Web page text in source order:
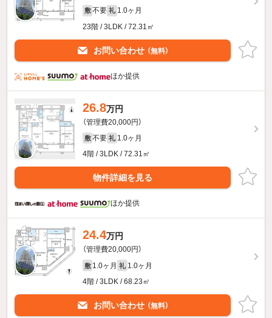
敷 不要 礼 1.0ヶ月
23階 / 3LDK / 72.31㎡
お問い合わせ （無料）
ほか提供
26.8万円
（管理費20,000円）
敷 不要 礼 1.0ヶ月
4階 / 3LDK / 72.31㎡
物件詳細を見る
ほか提供
24.4万円
（管理費20,000円）
敷 1.0ヶ月 礼 1.0ヶ月
4階 / 3LDK / 68.23㎡
お問い合わせ （無料）